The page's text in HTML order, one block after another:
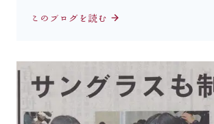
このブログを読む